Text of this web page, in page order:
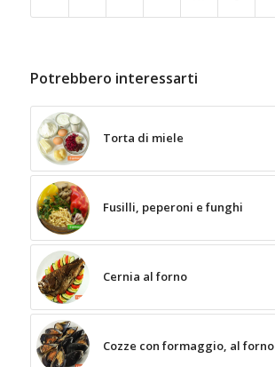
Potrebbero interessarti
Torta di miele
Fusilli, peperoni e funghi
Cernia al forno
Cozze con formaggio, al forno